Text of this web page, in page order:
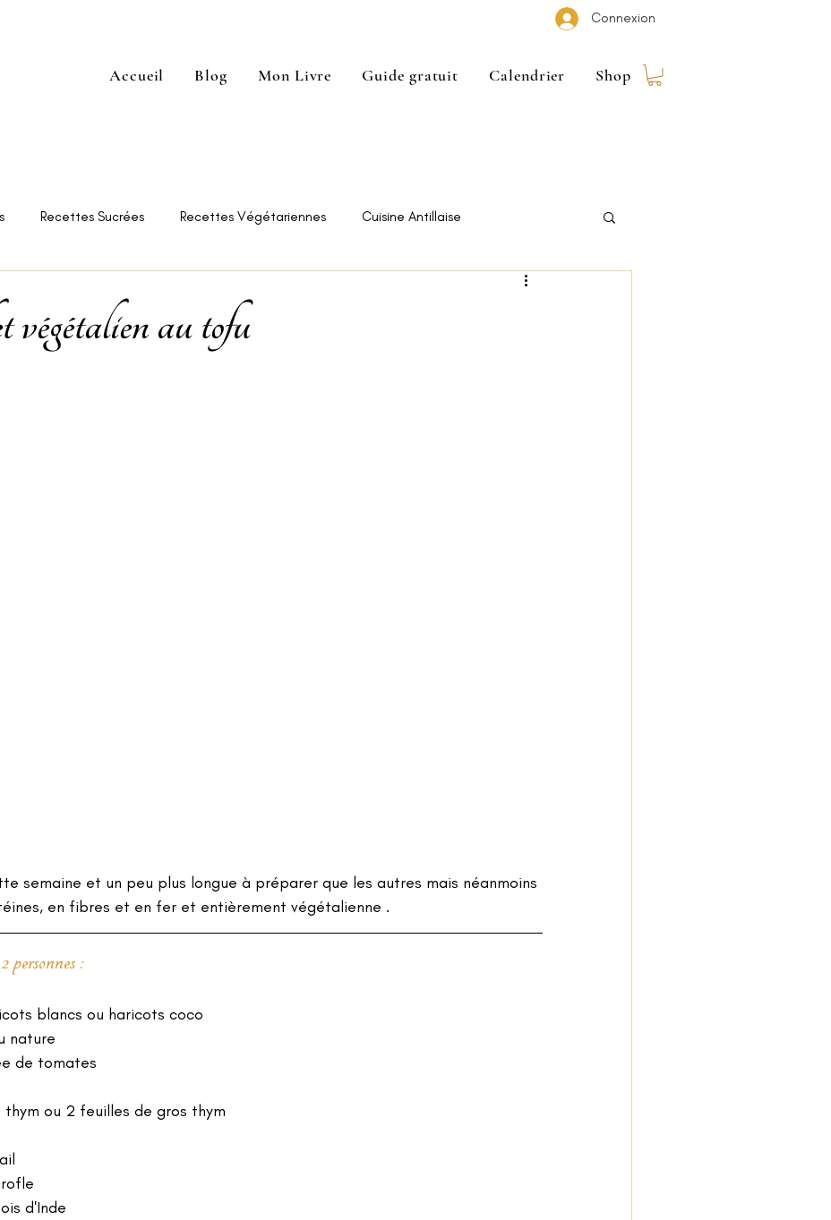
Connexion
Accueil Blog Mon Livre Guide gratuit Calendrier Shop
Recettes Sucrées Recettes Végétariennes Cuisine Antillaise
végétalien au tofu
semaine et un peu plus longue à préparer que les autres mais néanmoins
en fibres et en fer et entièrement végétalienne .
:
blancs ou haricots coco
nature
de tomates
thym ou 2 feuilles de gros thym
d'Inde